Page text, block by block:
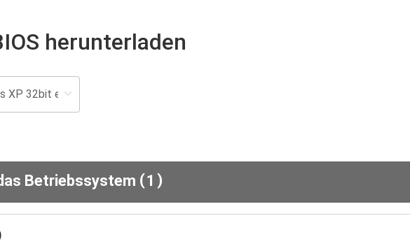
herunterladen
Betriebssystem (1 )